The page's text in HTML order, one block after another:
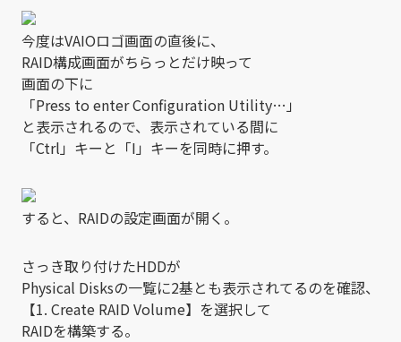
今度はVAIOロゴ画面の直後に、
RAID構成画面がちらっとだけ映って
画面の下に
「Press to enter Configuration Utility…」
と表示されるので、表示されている間に
「Ctrl」キーと「I」キーを同時に押す。
すると、RAIDの設定画面が開く。
さっき取り付けたHDDが
Physical Disksの一覧に2基とも表示されてるのを確認、
【1. Create RAID Volume】を選択して
RAIDを構築する。